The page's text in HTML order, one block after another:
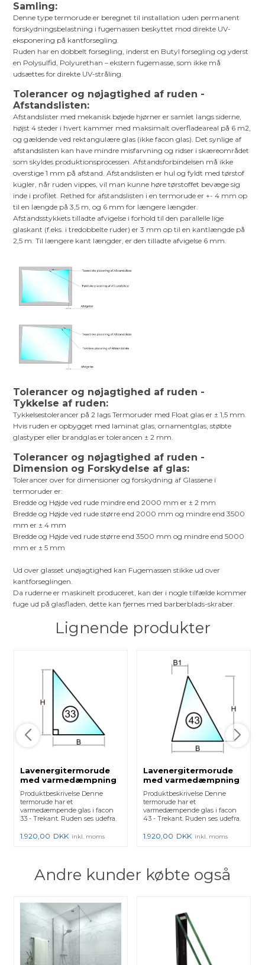
Samling:
Denne type termorude er beregnet til installation uden permanent
forskydningsbelastning i fugemassen beskyttet mod direkte UV-
eksponering på kantforsegling.
Ruden har en dobbelt forsegling, inderst en Butyl forsegling og yderst
en Polysulfid, Polyurethan – ekstern fugemasse, som ikke må
udsættes for direkte UV-stråling.
Tolerancer og nøjagtighed af ruden -
Afstandslisten:
Afstandslister med mekanisk bøjede hjørner er samlet langs siderne,
højst 4 steder i hvert kammer med maksimalt overfladeareal på 6 m2,
og gældende ved rektangulære glas (ikke facon glas). Det synlige af
afstandslisten kan have mindre misfarvning og ridser i skæreområdet
som skyldes produktionsprocessen. Afstandsforbindelsen må ikke
overstige 1 mm på afstand. Afstandslisten er hul og fyldt med tørstof
kugler, når ruden vippes, vil man kunne høre tørstoffet bevæge sig
inde i profilet. Rethed for afstandslisten i en termorude er +- 4 mm op
til en længde på 3,5 m, og 6 mm for længere længder.
Afstandsstykkets tilladte afvigelse i forhold til den parallelle lige
glaskant (f.eks. i tredobbelte ruder) er 3 mm op til en kantlængde på
2,5 m. Til længere kant længder, er den tilladte afvigelse 6 mm.
Tolerancer og nøjagtighed af ruden -
Tykkelse af ruden:
Tykkelsestolerancer på 2 lags Termoruder med Float glas er ± 1,5 mm.
Hvis ruden er opbygget med laminat glas, ornamentglas, støbte
glastyper eller brandglas er tolerancen ± 2 mm.
Tolerancer og nøjagtighed af ruden -
Dimension og Forskydelse af glas:
Tolerancer over for dimensioner og forskydning af Glassene i
termoruder er:
Bredde og Højde ved rude mindre end 2000 mm er ± 2 mm
Bredde og Højde ved rude større end 2000 mm og mindre end 3500
mm er ± 4 mm
Bredde og Højde ved rude større end 3500 mm og mindre end 5000
mm er ± 5 mm
Ud over glasset unøjagtighed kan Fugemassen stikke ud over
kantforseglingen.
Da ruderne er maskinelt produceret, kan der i nogle tilfælde kommer
fuge ud på glasfladen, dette kan fjernes med barberblads-skraber.
Lignende produkter
Lavenergitermorude
med varmedæmpning
- Figur 33
Produktbeskrivelse Denne
termorude har et
varmedæmpende glas i facon
33 - Trekant. Ruden ses udefra.
1.920,00 DKK inkl. moms
Lavenergitermorude
med varmedæmpning
- Figur 43
Produktbeskrivelse Denne
termorude har et
varmedæmpende glas i facon
43 - Trekant. Ruden ses udefra.
1.920,00 DKK inkl. moms
Andre kunder købte også